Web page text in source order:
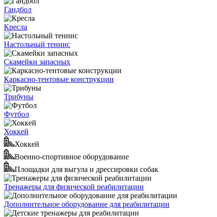
Гандбол
Кресла
Настольный теннис
Скамейки запасных
Каркасно-тентовые конструкции
Трибуны
Футбол
Хоккей
Хоккей
Военно-спортивное оборудование
Площадки для выгула и дрессировки собак
Тренажеры для физической реабилитации
Дополнительное оборудование для реабилитации